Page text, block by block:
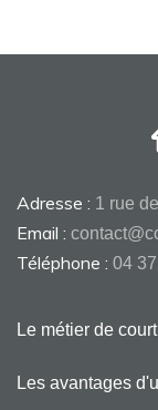
Adresse : 1 rue
Email :
Téléphone : 04
Le métier de
Les avantages